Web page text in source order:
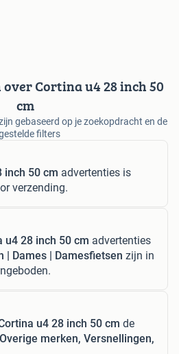
Cortina u4 28 inch 50
cm
gebaseerd op je zoekopdracht en de
filters
inch 50 cm advertenties is
verzending.
u4 28 inch 50 cm advertenties
| Dames | Damesfietsen zijn in
u4 28 inch 50 cm de
Overige merken, Versnellingen,